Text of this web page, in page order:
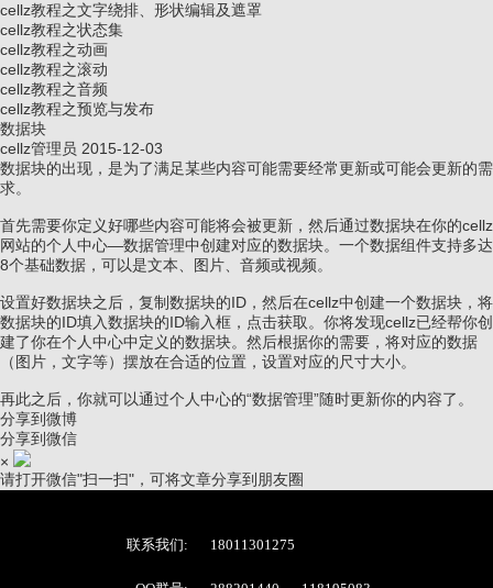
cellz教程之文字绕排、形状编辑及遮罩
cellz教程之状态集
cellz教程之动画
cellz教程之滚动
cellz教程之音频
cellz教程之预览与发布
数据块
cellz管理员 2015-12-03
数据块的出现，是为了满足某些内容可能需要经常更新或可能会更新的需
求。
首先需要你定义好哪些内容可能将会被更新，然后通过数据块在你的cellz
网站的个人中心—数据管理中创建对应的数据块。一个数据组件支持多达
8个基础数据，可以是文本、图片、音频或视频。
设置好数据块之后，复制数据块的ID，然后在cellz中创建一个数据块，将
数据块的ID填入数据块的ID输入框，点击获取。你将发现cellz已经帮你创
建了你在个人中心中定义的数据块。然后根据你的需要，将对应的数据
（图片，文字等）摆放在合适的位置，设置对应的尺寸大小。
再此之后，你就可以通过个人中心的“数据管理”随时更新你的内容了。
分享到微博
分享到微信
×
请打开微信"扫一扫"，可将文章分享到朋友圈
联系我们: 18011301275